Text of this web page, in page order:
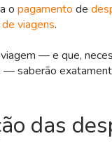
o pagamento de
viagens.
— e que,
saberão
das